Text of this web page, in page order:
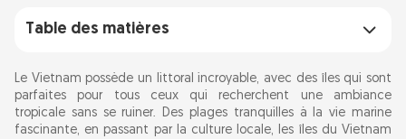
Table des matières
Phu Quoc : la plus grande île du Vietnam
Nam Du : où se cachent les trésors
Le Vietnam possède un littoral incroyable, avec des îles qui sont
parfaites pour tous ceux qui recherchent une ambiance
tropicale sans se ruiner. Des plages tranquilles à la vie marine
fascinante, en passant par la culture locale, les îles du Vietnam